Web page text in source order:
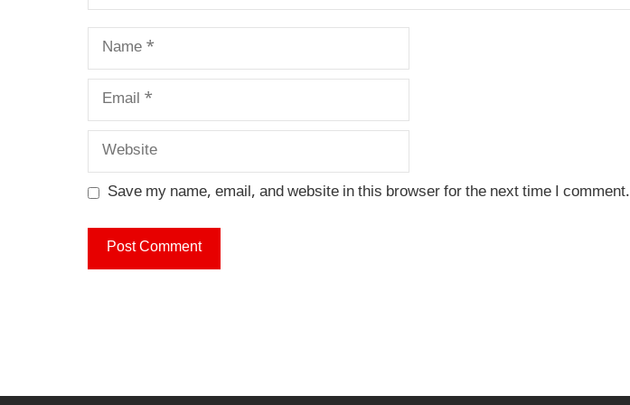
Name
Email
Website
Save my name, email, and website in this browser for the next time I comment.